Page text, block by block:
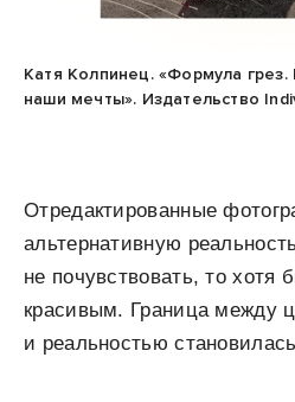
Катя Колпинец. «Формула грез.
наши мечты». Издательство
Отредактированные
альтернативную
не почувствовать, то хотя
красивым. Граница между
и реальностью